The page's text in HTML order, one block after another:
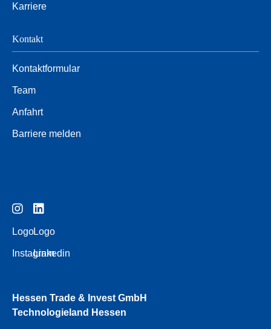
Karriere
Kontakt
Kontaktformular
Team
Anfahrt
Barriere melden
Logo
Instagram
Logo
Linkedin
Hessen Trade & Invest GmbH
Technologieland Hessen